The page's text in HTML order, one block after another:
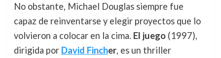
No obstante, Michael Douglas siempre fue
capaz de reinventarse y elegir proyectos que lo
volvieron a colocar en la cima. El juego(1997),
dirigida por David Fincher, es un thriller